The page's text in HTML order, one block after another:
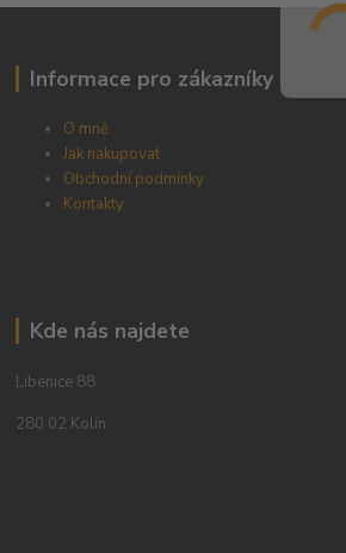
Informace pro zákazníky
O mně
Jak nakupovat
Obchodní podmínky
Kontakty
Kde nás najdete
Libenice 88
280 02 Kolín